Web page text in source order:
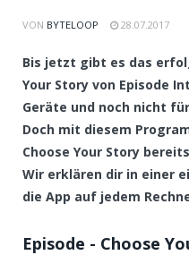
VON BYTELOOP 28.07.2017
Bis jetzt gibt es das
Your Story von Episode
Geräte und noch nicht
Doch mit diesem
Choose Your Story
Wir erklären dir in einer
die App auf jedem
Episode - Choose